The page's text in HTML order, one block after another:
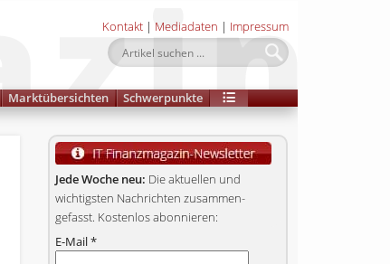
Kontakt | Mediadaten | Impressum
Marktübersichten Schwerpunkte
Jede Woche neu: Die aktuellen und
wichtigsten Nachrichten zusammen­
gefasst. Kostenlos abonnieren:
E-Mail*